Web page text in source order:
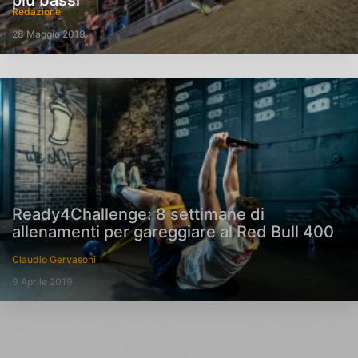
Redazione
28 Maggio 2019
Ready4Challenge: 8 settimane di
allenamenti per gareggiare al Red Bull 400
Claudio Gervasoni
9 Aprile 2019